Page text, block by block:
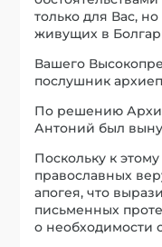
только для Вас,
живущих в
Вашего
послушник
По решению
Антоний был
Поскольку к
православных
апогея, что
письменных
о необходимости